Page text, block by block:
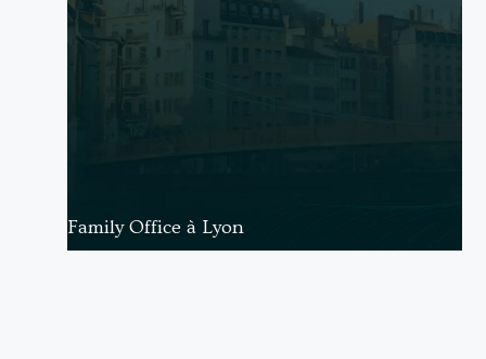
Family Office à Lyon